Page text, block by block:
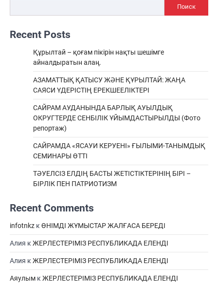
Поиск
Recent Posts
Құрылтай – қоғам пікірін нақты шешімге
айналдыратын алаң.
АЗАМАТТЫҚ ҚАТЫСУ ЖӘНЕ ҚҰРЫЛТАЙ: ЖАҢА
САЯСИ ҮДЕРІСТІҢ ЕРЕКШEЕЛІКТЕРІ
САЙРАМ АУДАНЫНДА БАРЛЫҚ АУЫЛДЫҚ
ОКРУГТЕРДЕ СЕНБІЛІК ҰЙЫМДАСТЫРЫЛДЫ (Фото
репортаж)
САЙРАМДА «ЯСАУИ КЕРУЕНІ» ҒЫЛЫМИ-ТАНЫМДЫҚ
СЕМИНАРЫ ӨТТІ
ТӘУЕЛСІЗ ЕЛДІҢ БАСТЫ ЖЕТІСТІКТЕРІНІҢ БІРІ –
БІРЛІК ПЕН ПАТРИОТИЗМ
Recent Comments
infotnkz к ӨНІМДІ ЖҰМЫСТАР ЖАЛҒАСА БЕРЕДІ
Алия к ЖЕРЛЕСТЕРІМІЗ РЕСПУБЛИКАДА ЕЛЕНДІ
Алия к ЖЕРЛЕСТЕРІМІЗ РЕСПУБЛИКАДА ЕЛЕНДІ
Аяулым к ЖЕРЛЕСТЕРІМІЗ РЕСПУБЛИКАДА ЕЛЕНДІ